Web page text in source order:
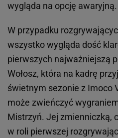
wygląda na opcję awaryjną.
W przypadku
wszystko wygląda dość
pierwszych najważniejszą
Wołosz, która na kadrę
świetnym sezonie z Imoco
może zwieńczyć
Mistrzyń. Jej zmienniczką,
w roli pierwszej